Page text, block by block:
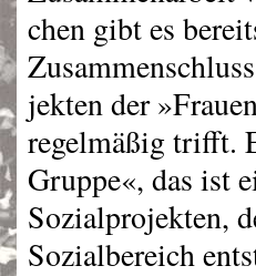
chen gibt es
jekten der
regelmäßig trifft.
Gruppe«, das ist
Sozialprojekten,
Sozialbereich